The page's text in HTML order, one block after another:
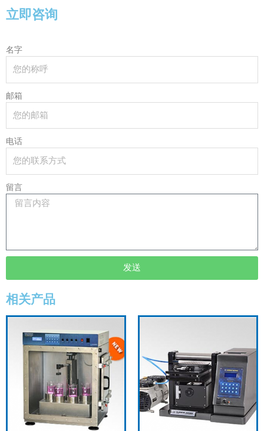
立即咨询
名字
邮箱
电话
留言
发送
相关产品